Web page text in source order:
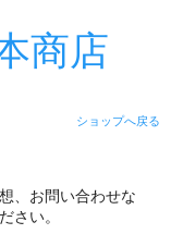
商店
ショップへ戻る
、お問い合わせな
さい。